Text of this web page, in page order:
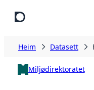
Heim Datasett
Miljødirektoratet